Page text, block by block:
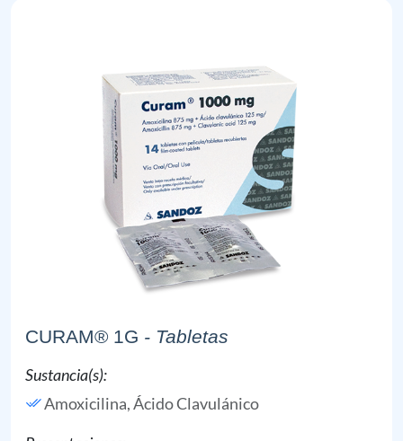
CURAM® 1G - Tabletas
Sustancia(s):
Amoxicilina,Ácido Clavulánico